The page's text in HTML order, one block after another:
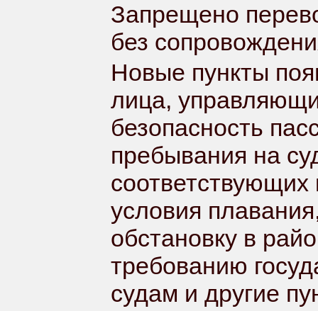
Запрещено
без
Новые пункты
лица,
безопасность
пребывания на
соответствующих
условия
обстановку в
требованию
судам и другие